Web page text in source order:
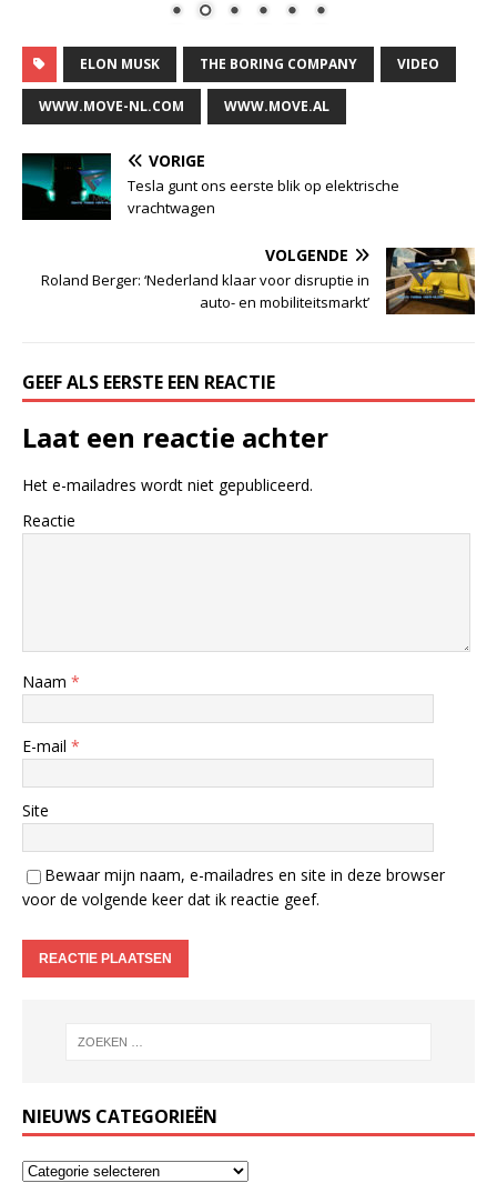
ELON MUSK THE BORING COMPANY VIDEO
WWW.MOVE-NL.COM WWW.MOVE.AL
VORIGE
Tesla gunt ons eerste blik op elektrische
vrachtwagen
VOLGENDE
Roland Berger: ‘Nederland klaar voor disruptie in
auto- en mobiliteitsmarkt’
GEEF ALS EERSTE EEN REACTIE
Laat een reactie achter
Het e-mailadres wordt niet gepubliceerd.
Reactie
Naam *
E-mail *
Site
Bewaar mijn naam, e-mailadres en site in deze browser
voor de volgende keer dat ik reactie geef.
NIEUWS CATEGORIEËN